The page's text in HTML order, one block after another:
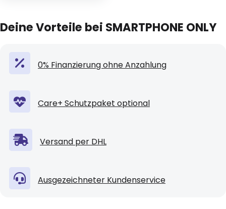
Deine Vorteile bei SMARTPHONE ONLY
0% Finanzierung ohne Anzahlung
Care+ Schutzpaket optional
Versand per DHL
Ausgezeichneter Kundenservice